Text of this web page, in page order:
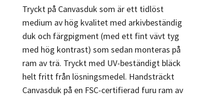
Tryckt på Canvasduk som är ett tidlöst
medium av hög kvalitet med arkivbeständig
duk och färgpigment (med ett fint vävt tyg
med hög kontrast) som sedan monteras på
ram av trä. Tryckt med UV-beständigt bläck
helt fritt från lösningsmedel. Handsträckt
Canvasduk på en FSC-certifierad furu ram av